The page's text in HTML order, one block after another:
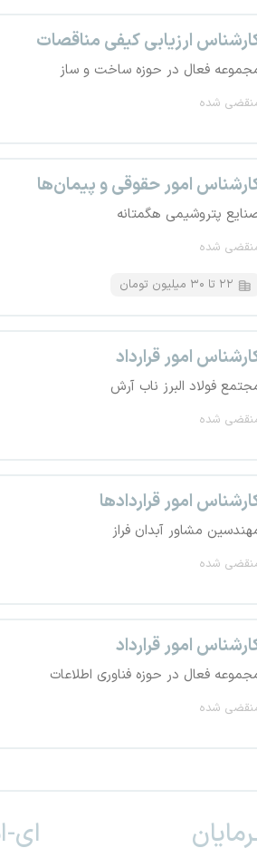
ارزیابی کیفی مناقصات
فعال در حوزه ساخت و ساز
شده
امور حقوقی و پیمان‌ها
پتروشیمی هگمتانه
شده
۲۲ تا ۳۰ میلیون تومان
امور قرارداد
فولاد البرز ناب آرش
شده
امور قراردادها
مشاور آبدان فراز
شده
امور قرارداد
فعال در حوزه فناوری اطلاعات
شده
ای-